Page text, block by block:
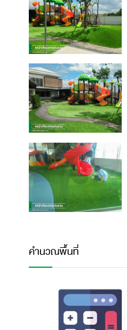
คำนวณพื้นที่